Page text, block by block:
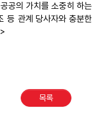
공의 가치를 소중히 하는
등 관계 당사자와 충분한
목록